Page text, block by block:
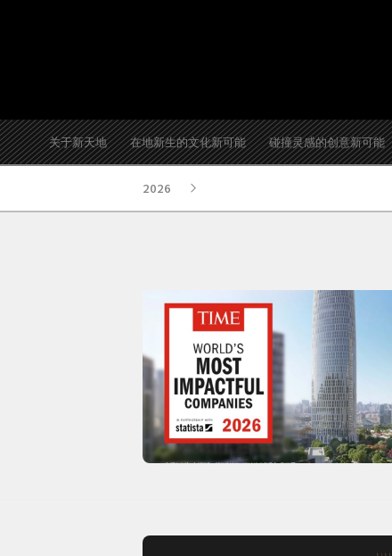
关于新天地 在地新生的文化新可能 碰撞灵感的创意新可能
2026